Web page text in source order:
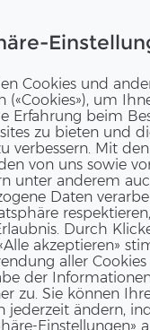
Cookies und
(«Cookies»), um
Erfahrung beim
zu bieten und
verbessern. Mit den
von uns sowie
unter anderem
Daten
Durch
akzeptieren»
aller
der
zu. Sie können
jederzeit ändern,
Einstellungen»
Produktionsstart